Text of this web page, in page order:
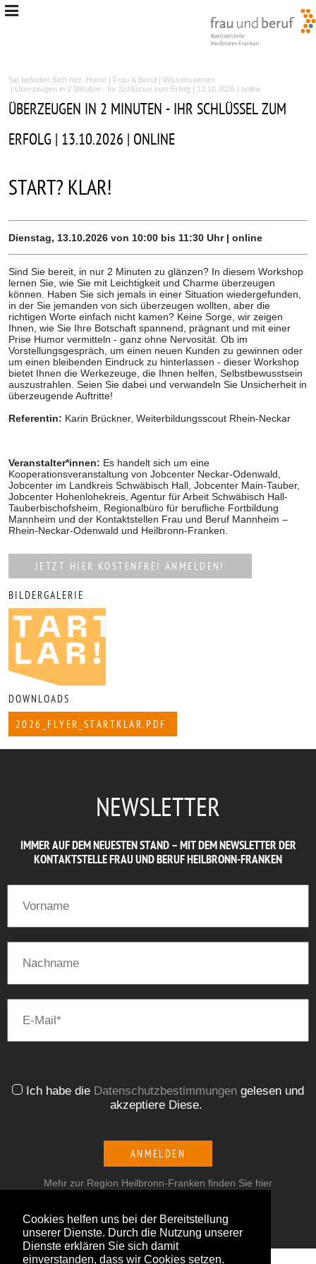
Cookies helfen uns bei der Bereitstellung
unserer Dienste. Durch die Nutzung unserer
Dienste erklären Sie sich damit
einverstanden, dass wir Cookies setzen.
Sie befinden Sich hier: Home | Frau & Beruf | Wissenswertes
| Überzeugen in 2 Minuten - Ihr Schlüssel zum Erfolg | 13.10.2026 | online
ÜBERZEUGEN IN 2 MINUTEN - IHR SCHLÜSSEL ZUM
ERFOLG | 13.10.2026 | ONLINE
START? KLAR!
Dienstag, 13.10.2026 von 10:00 bis 11:30 Uhr | online
Sind Sie bereit, in nur 2 Minuten zu glänzen? In diesem Workshop
lernen Sie, wie Sie mit Leichtigkeit und Charme überzeugen
können. Haben Sie sich jemals in einer Situation wiedergefunden,
in der Sie jemanden von sich überzeugen wollten, aber die
richtigen Worte einfach nicht kamen? Keine Sorge, wir zeigen
Ihnen, wie Sie Ihre Botschaft spannend, prägnant und mit einer
Prise Humor vermitteln - ganz ohne Nervosität. Ob im
Vorstellungsgespräch, um einen neuen Kunden zu gewinnen oder
um einen bleibenden Eindruck zu hinterlassen - dieser Workshop
bietet Ihnen die Werkezeuge, die Ihnen helfen, Selbstbewusstsein
auszustrahlen. Seien Sie dabei und verwandeln Sie Unsicherheit in
überzeugende Auftritte!
Referentin: Karin Brückner, Weiterbildungsscout Rhein-Neckar
Veranstalter*innen: Es handelt sich um eine
Kooperationsveranstaltung von Jobcenter Neckar-Odenwald,
Jobcenter im Landkreis Schwäbisch Hall, Jobcenter Main-Tauber,
Jobcenter Hohenlohekreis, Agentur für Arbeit Schwäbisch Hall-
Tauberbischofsheim, Regionalbüro für berufliche Fortbildung
Mannheim und der Kontaktstellen Frau und Beruf Mannheim –
Rhein-Neckar-Odenwald und Heilbronn-Franken.
JETZT HIER KOSTENFREI ANMELDEN!
BILDERGALERIE
DOWNLOADS
2026_FLYER_STARTKLAR.PDF
NEWSLETTER
IMMER AUF DEM NEUESTEN STAND – MIT DEM NEWSLETTER DER
KONTAKTSTELLE FRAU UND BERUF HEILBRONN-FRANKEN
Ich habe die Datenschutzbestimmungen gelesen und
akzeptiere Diese.
ANMELDEN
Mehr zur Region Heilbronn-Franken finden Sie hier